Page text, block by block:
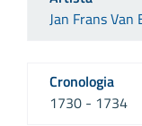
Jan Frans Van
Cronologia
1730 - 1734